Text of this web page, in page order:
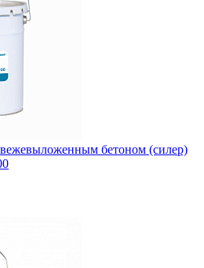
бетоном (силер)